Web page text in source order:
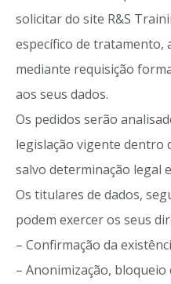
solicitar do site R&S
específico de tratamento,
mediante requisição
aos seus dados.
Os pedidos serão
legislação vigente dentro
salvo determinação legal
Os titulares de dados,
podem exercer os seus
– Confirmação da
– Anonimização,